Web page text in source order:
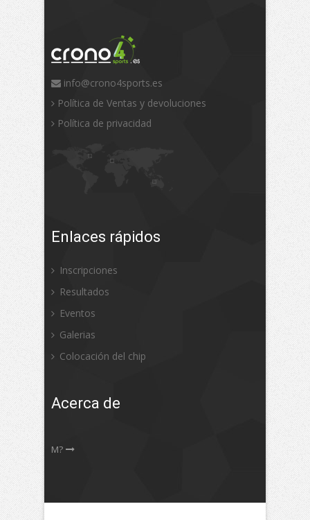
info@crono4sports.es
Política de Ventas y devoluciones
Política de privacidad
Enlaces rápidos
Inscripciones
Resultados
Eventos
Galerias
Colocación del chip
Acerca de
M?